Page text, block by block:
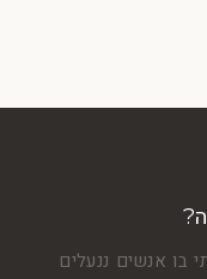
בו אנשים ננעלים